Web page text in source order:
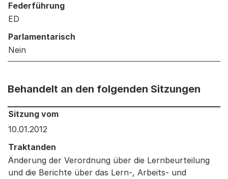
Federführung
ED
Parlamentarisch
Nein
Behandelt an den folgenden Sitzungen
Behandelt an den folgenden Sitzungen: Informationen
Sitzung vom
10.01.2012
Traktanden
Änderung der Verordnung über die Lernbeurteilung
und die Berichte über das Lern-, Arbeits- und